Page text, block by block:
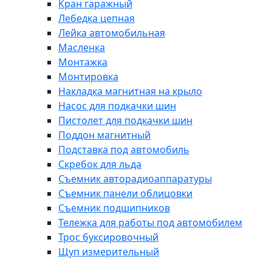
Кран гаражный
Лебедка цепная
Лейка автомобильная
Масленка
Монтажка
Монтировка
Накладка магнитная на крыло
Насос для подкачки шин
Пистолет для подкачки шин
Поддон магнитный
Подставка под автомобиль
Скребок для льда
Съемник авторадиоаппаратуры
Съемник панели облицовки
Съемник подшипников
Тележка для работы под автомобилем
Трос буксировочный
Щуп измерительный